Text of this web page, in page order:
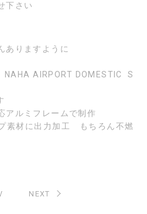
下さい
ありますように
AIRPORT DOMESTIC S
アルミフレームで制作
素材に出力加工 もちろん不燃
NEXT